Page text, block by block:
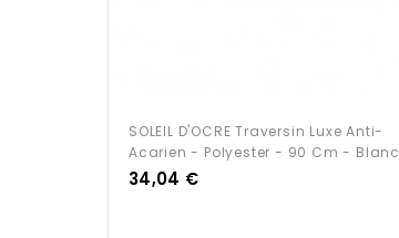
SOLEIL D'OCRE Traversin Luxe Anti-
Acarien - Polyester - 90 Cm - Blanc
Prix
34,04 €